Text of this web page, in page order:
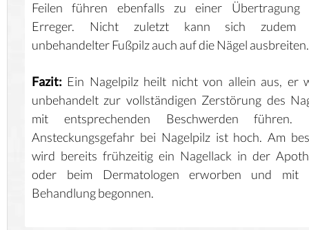
Feilen führen ebenfalls zu einer Übertragung
Erreger. Nicht zuletzt kann sich zudem
unbehandelter Fußpilz auch auf die Nägel ausbreiten.
Fazit: Ein Nagelpilz heilt nicht von allein aus, er
unbehandelt zur vollständigen Zerstörung des
mit entsprechenden Beschwerden führen.
Ansteckungsgefahr bei Nagelpilz ist hoch. Am
wird bereits frühzeitig ein Nagellack in der
oder beim Dermatologen erworben und mit
Behandlung begonnen.